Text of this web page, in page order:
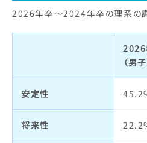
職場の人間関係 1.9%
4.9%
労働時間
女性の活躍 1.5%
2026年卒～2024年卒の理系の
2026
（男子
安定性
将来性